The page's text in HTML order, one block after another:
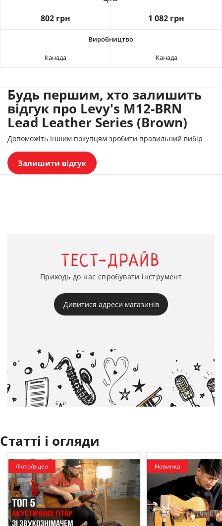
802 грн 1 082 грн
Канада Канада
Будь першим, хто залишить
відгук про Levy's M12-BRN
Lead Leather Series (Brown)
Допоможіть іншим покупцям зробити правильний вибір
Залишити відгук
ТЕСТ-ДРАЙВ
Приходь до нас спробувати інструмент
Дивитися адреси магазинів
Статті і огляди
Фото/відео Новинка